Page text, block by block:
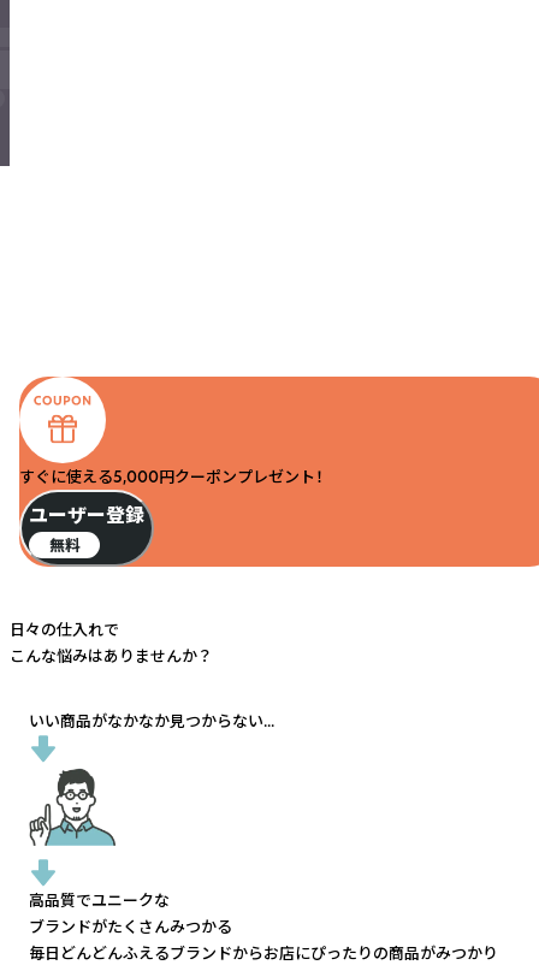
すぐに使える5,000円クーポンプレゼント！
ユーザー登録
無料
日々の仕入れで
こんな悩みはありませんか？
いい商品がなかなか見つからない...
高品質でユニークな
ブランドがたくさんみつかる
毎日どんどんふえるブランドからお店にぴったりの商品がみつかり